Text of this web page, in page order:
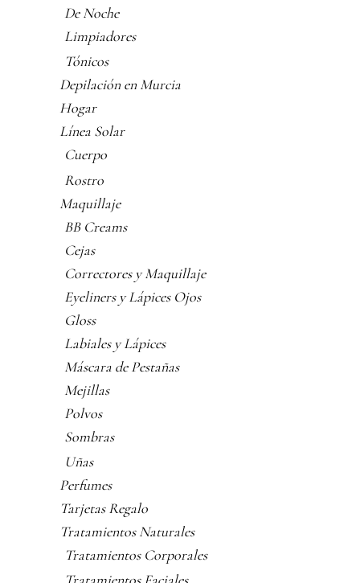
De Noche
Limpiadores
Tónicos
Depilación en Murcia
Hogar
Línea Solar
Cuerpo
Rostro
Maquillaje
BB Creams
Cejas
Correctores y Maquillaje
Eyeliners y Lápices Ojos
Gloss
Labiales y Lápices
Máscara de Pestañas
Mejillas
Polvos
Sombras
Uñas
Perfumes
Tarjetas Regalo
Tratamientos Naturales
Tratamientos Corporales